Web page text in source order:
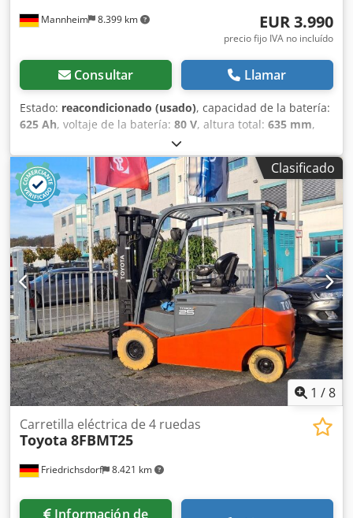
FUNCIONAMIENTO – La bomba de alta presión debe ser
reacondicionada para alcanzar los 1000 bar (actualmente
Mannheim 8.399 km EUR 3.990
precio fijo IVA no incluído
Consultar Llamar
Estado: reacondicionado (usado), capacidad de la batería:
625 Ah, voltaje de la batería: 80 V, altura total: 635 mm,
, ancho total:
para carretilla probada para su montacargas – 80V 5PZS
625AH – cubeta especial + 1 año de garantía + incluye
Aquamatik + incluye terminal final y conector REMA 320
(otros conectores disponibles bajo demanda) + Capacidad:
mín. 90–100% (protocolo de capacidad C5 incluido con la
entrega) + Año de entrega: 2024 Dimensiones: Longitud:
1.030 mm Ancho: 840 mm Altura: 635 mm Peso: aprox.
1.540 kg Codpfx Ahsy Rnqxj Uerf Adecuada para los
siguientes modelos y otros: Toyota 8FBMT35 Carer Z25HD
Carer Z25KN Caterpillar EP30K Caterpillar ЕР30КРАС
Daewoo B22/35 X-5 Daewoo B30 Daewoo B35 X Doosan
B32X Doosan B35X-5 Hyster E2.50XM Tamaños de batería
habituales disponibles, consulte sin compromiso.
Transporte posible.
Clasificado
1 /8
Friedrichsdorf 8.421 km
Carretilla eléctrica de 4 ruedas
Toyota 8FBMT25
Información de